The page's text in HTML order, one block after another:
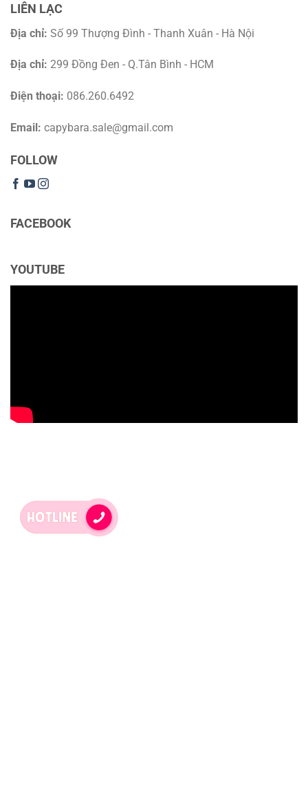
LIÊN LẠC
Địa chỉ: Số 99 Thượng Đình - Thanh Xuân - Hà Nội
Địa chỉ: 299 Đồng Đen - Q.Tân Bình - HCM
Điện thoại: 086.260.6492
Email: capybara.sale@gmail.com
FOLLOW
FACEBOOK
YOUTUBE